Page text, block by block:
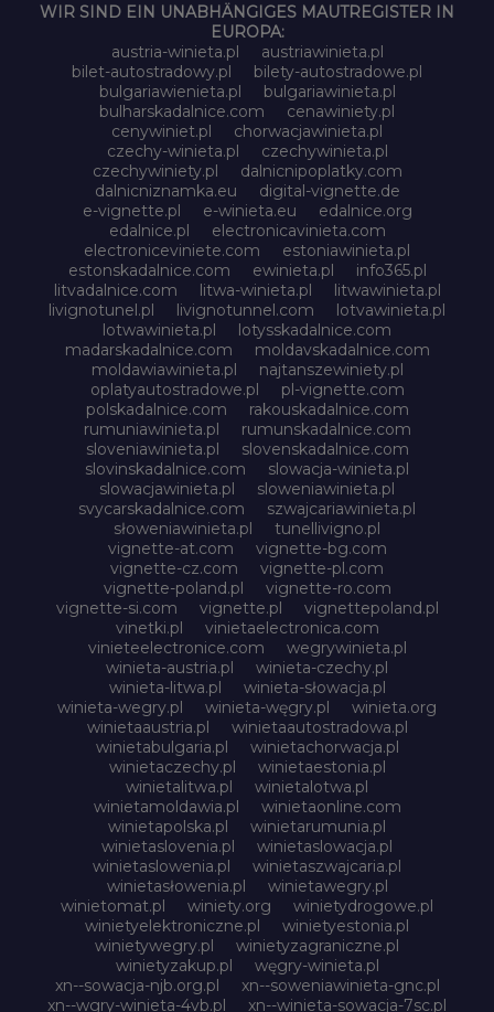
WIR SIND EIN UNABHÄNGIGES MAUTREGISTER IN
EUROPA:
austria-winieta.pl
austriawinieta.pl
bilet-autostradowy.pl
bilety-autostradowe.pl
bulgariawienieta.pl
bulgariawinieta.pl
bulharskadalnice.com
cenawiniety.pl
cenywiniet.pl
chorwacjawinieta.pl
czechy-winieta.pl
czechywinieta.pl
czechywiniety.pl
dalnicnipoplatky.com
dalnicniznamka.eu
digital-vignette.de
e-vignette.pl
e-winieta.eu
edalnice.org
edalnice.pl
electronicavinieta.com
electroniceviniete.com
estoniawinieta.pl
estonskadalnice.com
ewinieta.pl
info365.pl
litvadalnice.com
litwa-winieta.pl
litwawinieta.pl
livignotunel.pl
livignotunnel.com
lotvawinieta.pl
lotwawinieta.pl
lotysskadalnice.com
madarskadalnice.com
moldavskadalnice.com
moldawiawinieta.pl
najtanszewiniety.pl
oplatyautostradowe.pl
pl-vignette.com
polskadalnice.com
rakouskadalnice.com
rumuniawinieta.pl
rumunskadalnice.com
sloveniawinieta.pl
slovenskadalnice.com
slovinskadalnice.com
slowacja-winieta.pl
slowacjawinieta.pl
sloweniawinieta.pl
svycarskadalnice.com
szwajcariawinieta.pl
słoweniawinieta.pl
tunellivigno.pl
vignette-at.com
vignette-bg.com
vignette-cz.com
vignette-pl.com
vignette-poland.pl
vignette-ro.com
vignette-si.com
vignette.pl
vignettepoland.pl
vinetki.pl
vinietaelectronica.com
vinieteelectronice.com
wegrywinieta.pl
winieta-austria.pl
winieta-czechy.pl
winieta-litwa.pl
winieta-słowacja.pl
winieta-wegry.pl
winieta-węgry.pl
winieta.org
winietaaustria.pl
winietaautostradowa.pl
winietabulgaria.pl
winietachorwacja.pl
winietaczechy.pl
winietaestonia.pl
winietalitwa.pl
winietalotwa.pl
winietamoldawia.pl
winietaonline.com
winietapolska.pl
winietarumunia.pl
winietaslovenia.pl
winietaslowacja.pl
winietaslowenia.pl
winietaszwajcaria.pl
winietasłowenia.pl
winietawegry.pl
winietomat.pl
winiety.org
winietydrogowe.pl
winietyelektroniczne.pl
winietyestonia.pl
winietywegry.pl
winietyzagraniczne.pl
winietyzakup.pl
węgry-winieta.pl
xn--sowacja-njb.org.pl
xn--soweniawinieta-gnc.pl
xn--wgry-winieta-4vb.pl
xn--winieta-sowacja-7sc.pl